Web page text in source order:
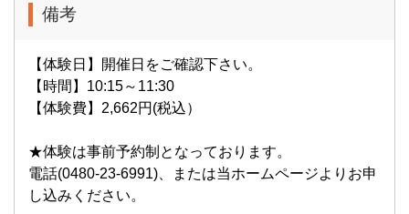
備考
【体験日】開催日をご確認下さい。
【時間】10:15～11:30
【体験費】2,662円(税込）
★体験は事前予約制となっております。
電話(0480-23-6991)、または当ホームページよりお申
し込みください。